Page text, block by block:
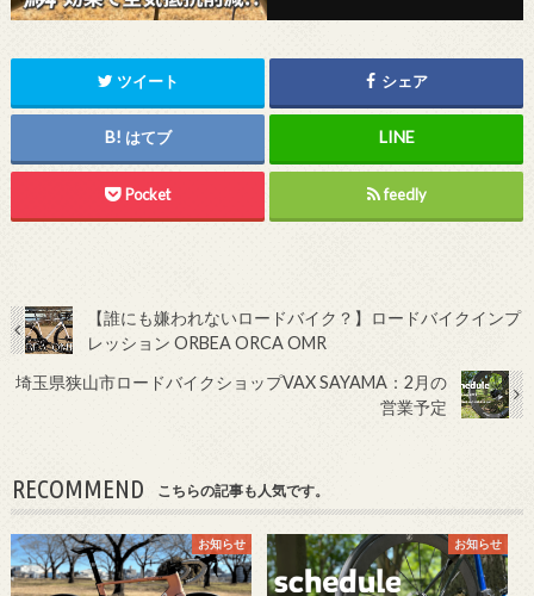
ツイート シェア
はてブ
Pocket feedly
【誰にも嫌われないロードバイク？】ロードバイクインプ
レッション ORBEA ORCA OMR
埼玉県狭山市ロードバイクショップVAX SAYAMA：2月の
営業予定
RECOMMEND こちらの記事も人気です。
お知らせ お知らせ